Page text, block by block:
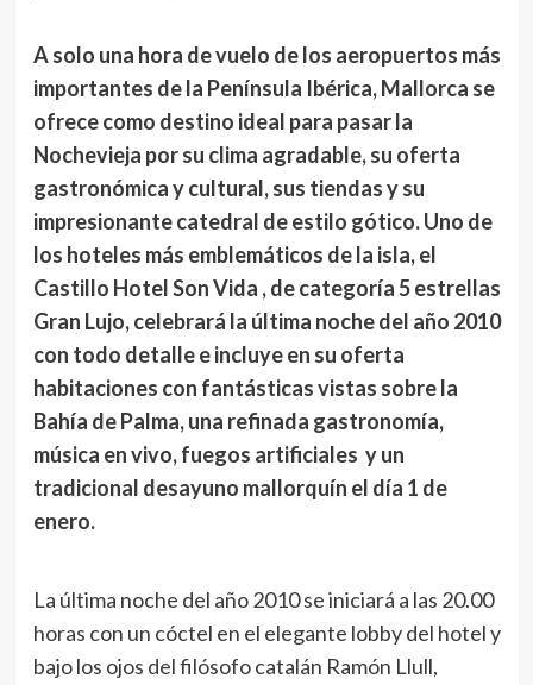
A solo una hora de vuelo de los aeropuertos más
importantes de la Península Ibérica, Mallorca se
ofrece como destino ideal para pasar la
Nochevieja por su clima agradable, su oferta
gastronómica y cultural, sus tiendas y su
impresionante catedral de estilo gótico. Uno de
los hoteles más emblemáticos de la isla, el
Castillo Hotel Son Vida , de categoría 5 estrellas
Gran Lujo, celebrará la última noche del año 2010
con todo detalle e incluye en su oferta
habitaciones con fantásticas vistas sobre la
Bahía de Palma, una refinada gastronomía,
música en vivo, fuegos artificiales y un
tradicional desayuno mallorquín el día 1 de
enero.
La última noche del año 2010 se iniciará a las 20.00
horas con un cóctel en el elegante lobby del hotel y
bajo los ojos del filósofo catalán Ramón Llull,